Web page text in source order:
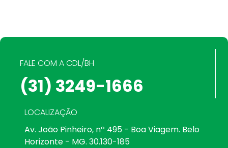
FALE COM A CDL/BH
(31) 3249-1666
LOCALIZAÇÃO
Av. João Pinheiro, nº 495 - Boa Viagem. Belo
Horizonte - MG. 30.130-185